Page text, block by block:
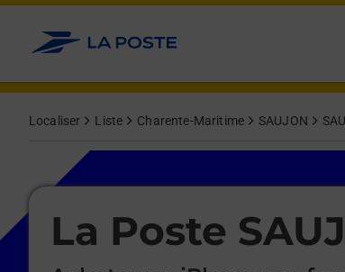
Allez au contenu
Localiser Liste Charente-Maritime SAUJON
La Poste
Le lien s'ouvre dans un nouvel onglet
Le lien s'ouvre dans un nouvel onglet
Afficher ou masquer la réponse
Afficher ou masquer la réponse
Afficher ou masquer la réponse
Afficher ou masquer la réponse
Afficher ou masquer la réponse
Afficher ou masquer la réponse